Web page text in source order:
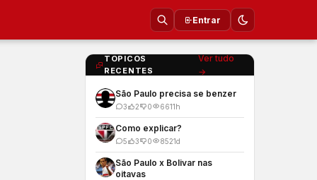
Entrar
TOPICOS
RECENTES
Ver tudo
→
São Paulo precisa se benzer
3 2 0 6611h
Como explicar?
5 3 0 8521d
São Paulo x Bolivar nas
oitavas